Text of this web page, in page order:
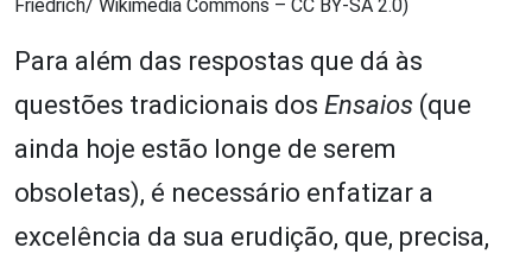
Friedrich/ Wikimedia Commons – CC BY-SA 2.0)
Para além das respostas que dá às
questões tradicionais dos Ensaios (que
ainda hoje estão longe de serem
obsoletas), é necessário enfatizar a
excelência da sua erudição, que, precisa,